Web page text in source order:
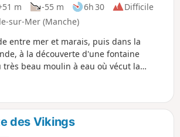
m -55 m 6h 30
Difficile
sur-Mer (Manche)
entre mer et marais, puis dans la
à la découverte d'une fontaine
beau moulin à eau où vécut la
des Vikings